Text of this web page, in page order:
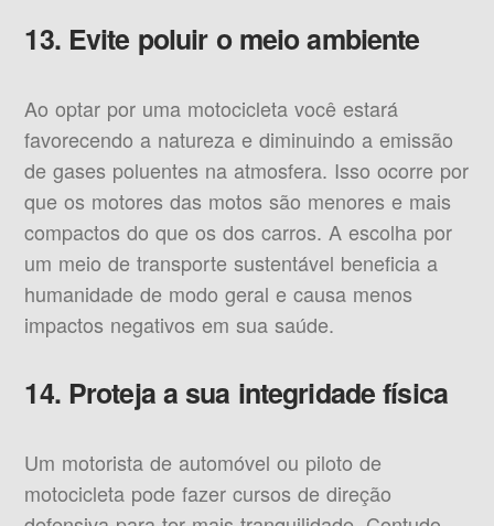
13. Evite poluir o meio ambiente
Ao optar por uma motocicleta você estará
favorecendo a natureza e diminuindo a emissão
de gases poluentes na atmosfera. Isso ocorre por
que os motores das motos são menores e mais
compactos do que os dos carros. A escolha por
um meio de transporte sustentável beneficia a
humanidade de modo geral e causa menos
impactos negativos em sua saúde.
14. Proteja a sua integridade física
Um motorista de automóvel ou piloto de
motocicleta pode fazer cursos de direção